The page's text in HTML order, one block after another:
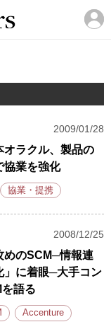
2009/01/28
オラクル、製品の
協業を強化
協業・提携
2008/12/25
めのSCM─情報連
」に着眼─大手コン
語る
Accenture